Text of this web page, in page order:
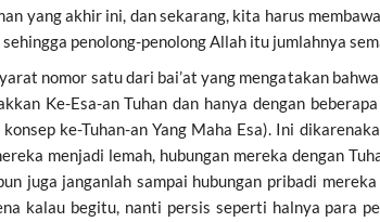
yang akhir ini, dan sekarang, kita harus
penolong-penolong Allah itu jumlahnya
nomor satu dari bai’at yang mengatakan
Ke-Esa-an Tuhan dan hanya dengan
ke-Tuhan-an Yang Maha Esa). Ini
menjadi lemah, hubungan mereka dengan
juga janganlah sampai hubungan pribadi
kalau begitu, nanti persis seperti halnya para